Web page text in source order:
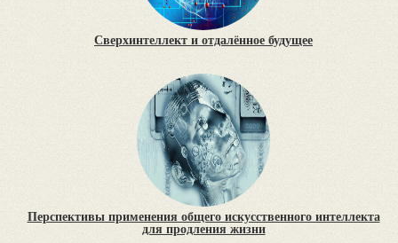
Сверхинтеллект и отдалённое будущее
Перспективы применения общего искусственного интеллекта
для продления жизни